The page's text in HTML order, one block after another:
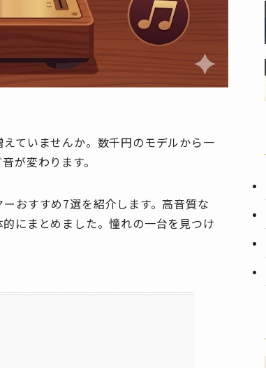
ていませんか。数千円のモデルから一
が変わります。
おすすめ7選を紹介します。高音質な
にまとめました。憧れの一台を見つけ